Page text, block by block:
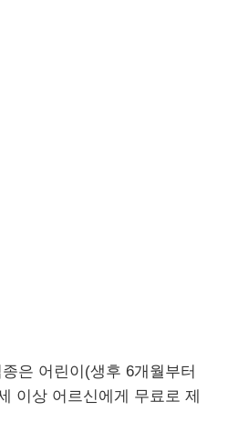
은 어린이(생후 6개월부터
이상 어르신에게 무료로 제